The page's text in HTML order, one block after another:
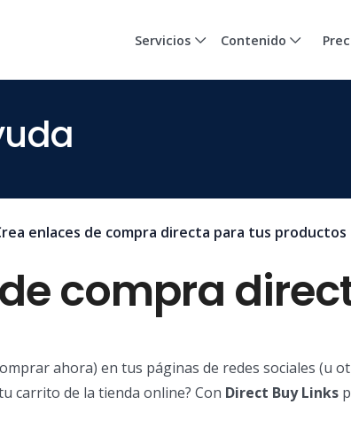
Servicios Contenido
enlaces de compra directa para tus productos
compra
ahora) en tus páginas de redes sociales (u
carrito de la tienda online? Con Direct Buy Links